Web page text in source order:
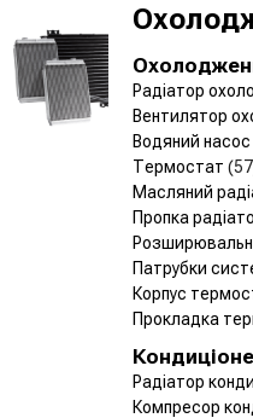
Радіатор
Вентилятор
Водяний насос
Термостат
Масляний
Пропка
Патрубки
Корпус
Прокладка
Радіатор
Компресор